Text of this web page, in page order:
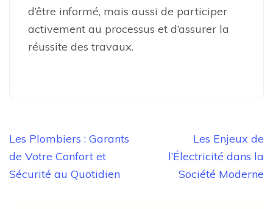
d’être informé, mais aussi de participer
activement au processus et d’assurer la
réussite des travaux.
Navigation
de
l’article
Les Plombiers : Garants
de Votre Confort et
Sécurité au Quotidien
Les Enjeux de
l’Électricité dans la
Société Moderne